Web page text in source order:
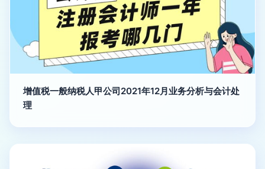
增值税一般纳税人甲公司2021年12月业务分析与会计处
理